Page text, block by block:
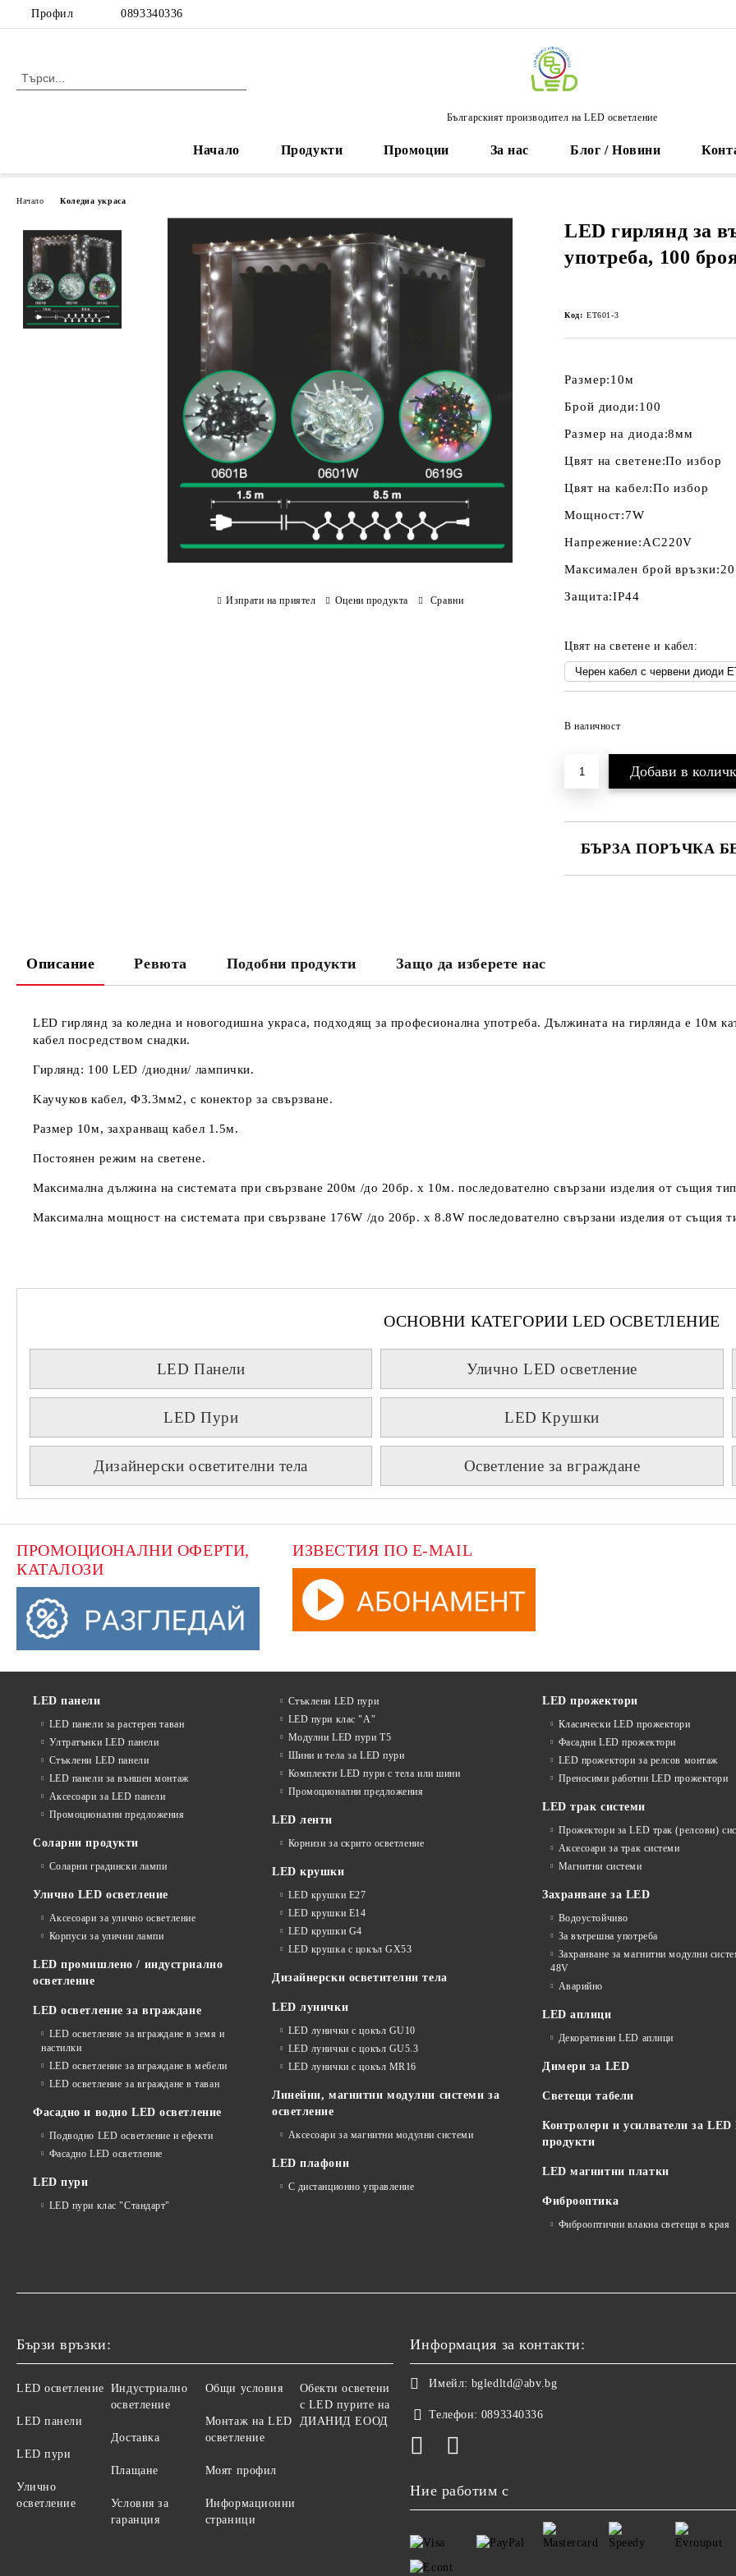
Профил 0893340336
Българският производител на LED осветление
Начало Продукти Промоции За нас Блог / Новини
Начало Коледна украса
LED гирлянд за
употреба, 100
Код: ET601-3
Размер:10м
Брой диоди:100
Размер на диода:8мм
Цвят на светене:По избор
Цвят на кабел:По избор
Мощност:7W
Напрежение:AC220V
Максимален брой връзки:20
Защита:IP44
Цвят на светене и кабел:
В наличност
БЪРЗА ПОРЪЧКА
проверете дали сте изписали
Натискайки бутона "Купи сега",
Изпрати на приятел Оцени продукта Сравни
Описание Ревюта Подобни продукти Защо да изберете нас
LED гирлянд за коледна и новогодишна украса, подходящ за професионална употреба. Дължината на гирлянда е 10м
кабел посредством снадки.
Гирлянд: 100 LED /диодни/ лампички.
Kаучуков кабел, Ф3.3мм2, с конектор за свързване.
Размер 10м, захранващ кабел 1.5м.
Постоянен режим на светене.
Максимална дължина на системата при свързване 200м /до 20бр. х 10м. последователно свързани изделия от същия
Максимална мощност на системата при свързване 176W /до 20бр. х 8.8W последователно свързани изделия от същия
ОСНОВНИ КАТЕГОРИИ LED ОСВЕТЛЕНИЕ
LED Панели Улично LED осветление
LED Пури LED Крушки
Дизайнерски осветителни тела Осветление за вграждане
ПРОМОЦИОНАЛНИ ОФЕРТИ,
КАТАЛОЗИ
ИЗВЕСТИЯ ПО E-MAIL
LED панели
LED панели за растерен таван
Ултратънки LED панели
Стъклени LED панели
LED панели за външен монтаж
Аксесоари за LED панели
Промоционални предложения
Соларни продукти
Соларни градински лампи
Улично LED осветление
Аксесоари за улично осветление
Корпуси за улични лампи
LED промишлено / индустриално
осветление
LED осветление за вграждане
LED осветление за вграждане в земя и
настилки
LED осветление за вграждане в мебели
LED осветление за вграждане в таван
Фасадно и водно LED осветление
Подводно LED осветление и ефекти
Фасадно LED осветление
LED пури
LED пури клас "Стандарт"
Стъклени LED пури
LED пури клас "А"
Модулни LED пури T5
Шини и тела за LED пури
Комплекти LED пури с тела или шини
Промоционални предложения
LED ленти
Корнизи за скрито осветление
LED крушки
LED крушки E27
LED крушки E14
LED крушки G4
LED крушка с цокъл GX53
Дизайнерски осветителни тела
LED лунички
LED лунички с цокъл GU10
LED лунички с цокъл GU5.3
LED лунички с цокъл MR16
Линейни, магнитни модулни системи за
осветление
Аксесоари за магнитни модулни системи
LED плафони
С дистанционно управление
LED прожектори
Класически LED прожектори
Фасадни LED прожектори
LED прожектори за релсов монтаж
Преносими работни LED прожектори
LED трак системи
Прожектори за LED трак (релсови)
Аксесоари за трак системи
Магнитни системи
Захранване за LED
Водоустойчиво
За вътрешна употреба
Захранване за магнитни модулни
48V
Аварийно
LED аплици
Декоративни LED аплици
Димери за LED
Светещи табели
Контролери и усилватели за LED
продукти
LED магнитни платки
Фиброоптика
Фиброоптични влакна светещи в края
Бързи връзки:
LED осветление
LED панели
LED пури
Улично
осветление
Индустриално
осветление
Доставка
Плащане
Условия за
гаранция
Общи условия
Монтаж на LED
осветление
Моят профил
Информационни
страници
Обекти осветени
с LED пурите на
ДИАНИД ЕООД
Информация за контакти:
Имейл: bgledltd@abv.bg
Телефон: 0893340336
Ние работим с